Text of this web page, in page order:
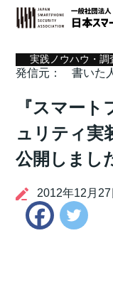
ホーム>実践ノウハ
実践ノウハウ・調
発信元： 書いた
『スマー
ュリティ実
公開しまし
2012年12月27
Facebook